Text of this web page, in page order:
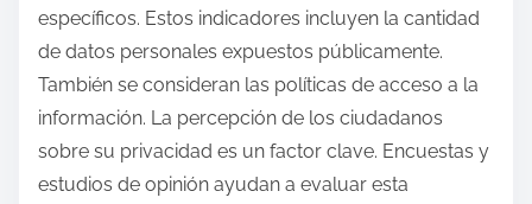
específicos. Estos indicadores incluyen la cantidad
de datos personales expuestos públicamente.
También se consideran las políticas de acceso a la
información. La percepción de los ciudadanos
sobre su privacidad es un factor clave. Encuestas y
estudios de opinión ayudan a evaluar esta